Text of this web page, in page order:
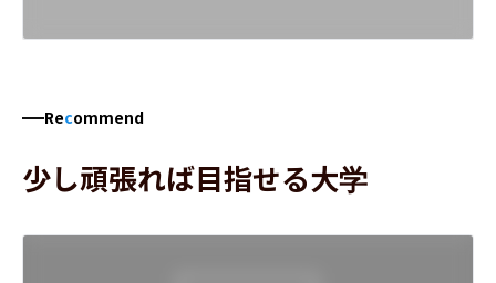
Recommend
少し頑張れば目指せる大学